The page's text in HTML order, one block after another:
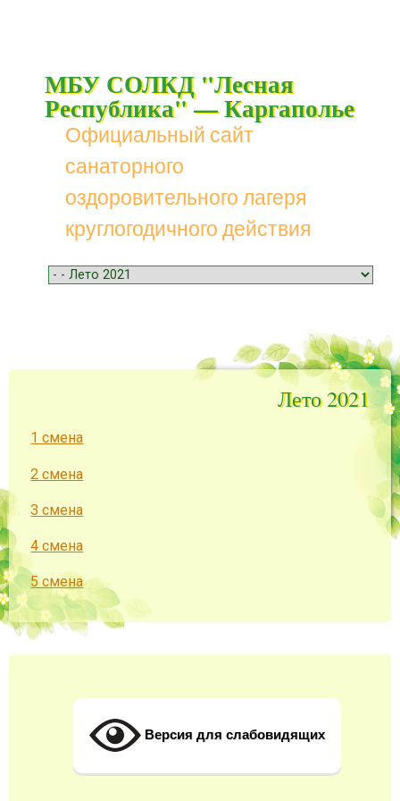
МБУ СОЛКД "Лесная
Республика" — Каргаполье
Официальный сайт
санаторного
оздоровительного лагеря
круглогодичного действия
Menu
Skip to content
Лето 2021
1 смена
2 смена
3 смена
4 смена
5 смена
Версия для слабовидящих